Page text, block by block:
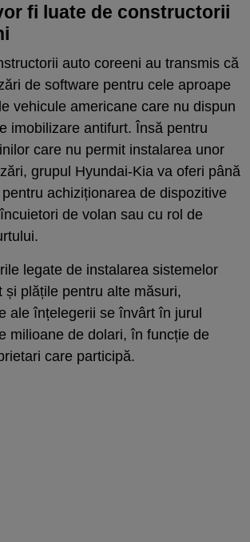
fi luate de constructorii
auto coreeni au transmis că
de software pentru cele aproape
vehicule americane care nu dispun
imobilizare antifurt. Însă pentru
care nu permit instalarea unor
grupul Hyundai-Kia va oferi până
achiziționarea de dispozitive
de volan sau cu rol de
legate de instalarea sistemelor
și plățile pentru alte măsuri,
ale înțelegerii se învârt în jurul
milioane de dolari, în funcție de
care participă.